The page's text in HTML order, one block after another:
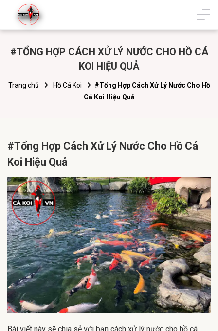
#TỔNG HỢP CÁCH XỬ LÝ NƯỚC CHO HỒ CÁ
KOI HIỆU QUẢ
Trang chủ Hồ Cá Koi
#Tổng Hợp Cách Xử Lý Nước Cho Hồ
Cá Koi Hiệu Quả
#Tổng Hợp Cách Xử Lý Nước Cho Hồ Cá
Koi Hiệu Quả
Bài viết này sẽ chia sẻ với bạn cách xử lý nước cho hồ cá